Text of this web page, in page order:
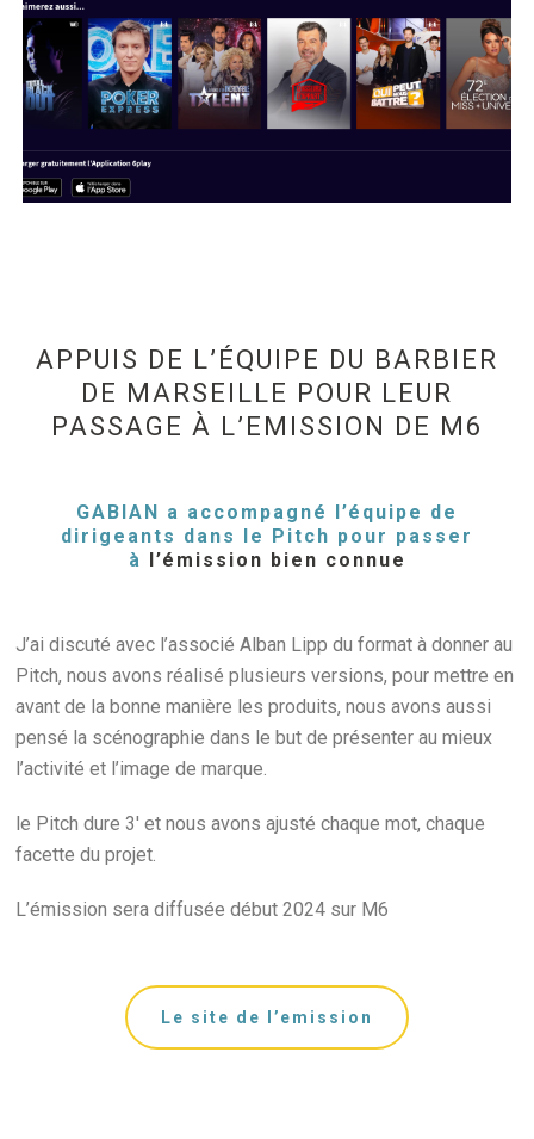
APPUIS DE L’ÉQUIPE DU BARBIER
DE MARSEILLE POUR LEUR
PASSAGE À L’EMISSION DE M6
GABIAN a accompagné l’équipe de
dirigeants dans le Pitch pour passer
à l’émission bien connue
J’ai discuté avec l’associé Alban Lipp du format à donner au
Pitch, nous avons réalisé plusieurs versions, pour mettre en
avant de la bonne manière les produits, nous avons aussi
pensé la scénographie dans le but de présenter au mieux
l’activité et l’image de marque.
le Pitch dure 3′ et nous avons ajusté chaque mot, chaque
facette du projet.
L’émission sera diffusée début 2024 sur M6
Le site de l’emission